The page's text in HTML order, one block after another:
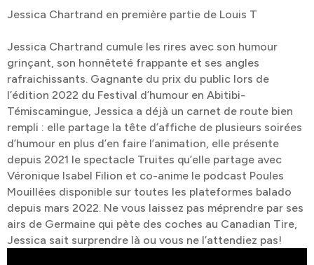
Jessica Chartrand en première partie de Louis T
Jessica Chartrand cumule les rires avec son humour
grinçant, son honnêteté frappante et ses angles
rafraichissants. Gagnante du prix du public lors de
l’édition 2022 du Festival d’humour en Abitibi-
Témiscamingue, Jessica a déjà un carnet de route bien
rempli : elle partage la tête d’affiche de plusieurs soirées
d’humour en plus d’en faire l’animation, elle présente
depuis 2021 le spectacle Truites qu’elle partage avec
Véronique Isabel Filion et co-anime le podcast Poules
Mouillées disponible sur toutes les plateformes balado
depuis mars 2022. Ne vous laissez pas méprendre par ses
airs de Germaine qui pète des coches au Canadian Tire,
Jessica sait surprendre là ou vous ne l’attendiez pas!